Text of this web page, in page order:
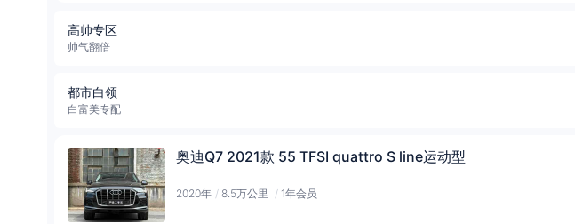
高帅专区
帅气翻倍
都市白领
白富美专配
奥迪Q7 2021款 55 TFSI quattro S line运动型
2020年 / 8.5万公里 / 1年会员